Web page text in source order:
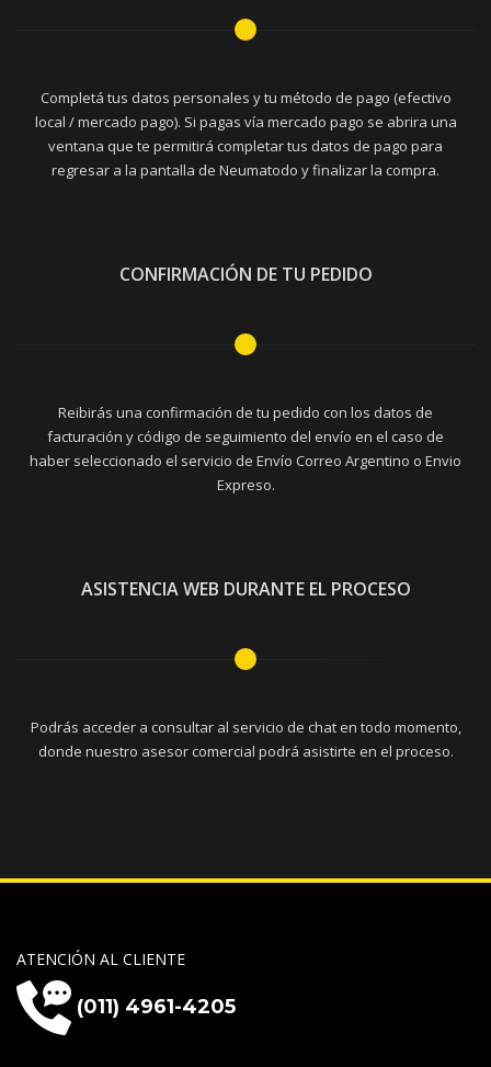
Completá tus datos personales y tu método de pago (efectivo
local / mercado pago). Si pagas vía mercado pago se abrira una
ventana que te permitirá completar tus datos de pago para
regresar a la pantalla de Neumatodo y finalizar la compra.
CONFIRMACIÓN DE TU PEDIDO
Reibirás una confirmación de tu pedido con los datos de
facturación y código de seguimiento del envío en el caso de
haber seleccionado el servicio de Envío Correo Argentino o Envio
Expreso.
ASISTENCIA WEB DURANTE EL PROCESO
Podrás acceder a consultar al servicio de chat en todo momento,
donde nuestro asesor comercial podrá asistirte en el proceso.
ATENCIÓN AL CLIENTE
(011) 4961-4205